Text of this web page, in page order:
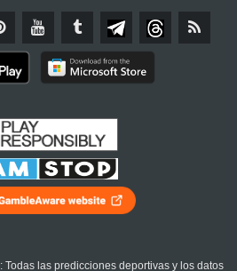
: Todas las predicciones deportivas y los datos